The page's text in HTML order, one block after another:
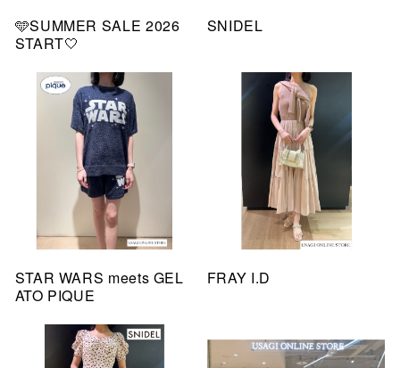
🩵SUMMER SALE 2026
START🤍
SNIDEL
STAR WARS meets GEL
ATO PIQUE
FRAY I.D